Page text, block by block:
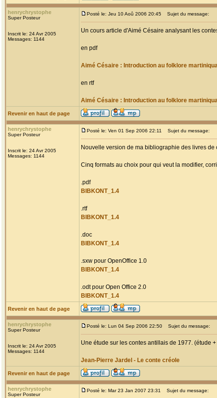
henrychrystophe
Super Posteur
Inscrit le: 24 Avr 2005
Messages: 1144
Posté le: Jeu 10 Aoû 2006 20:45 Sujet du message:
Un cours article d'Aimé Césaire analysant les
en pdf
Aimé Césaire : Introduction au folklore
en rtf
Aimé Césaire : Introduction au folklore
Revenir en haut de page
henrychrystophe
Super Posteur
Inscrit le: 24 Avr 2005
Messages: 1144
Posté le: Ven 01 Sep 2006 22:11 Sujet du message:
Nouvelle version de ma bibliographie des livres
Cinq formats au choix pour qui veut la modifier,
.pdf
BIBKONT_1.4
.rtf
BIBKONT_1.4
.doc
BIBKONT_1.4
.sxw pour OpenOffice 1.0
BIBKONT_1.4
.odt pour Open Office 2.0
BIBKONT_1.4
Revenir en haut de page
henrychrystophe
Super Posteur
Inscrit le: 24 Avr 2005
Messages: 1144
Posté le: Lun 04 Sep 2006 22:50 Sujet du message:
Une étude sur les contes antillais de 1977. (étude
Jean-Pierre Jardel - Le conte créole
Revenir en haut de page
henrychrystophe
Super Posteur
Posté le: Mar 23 Jan 2007 23:31 Sujet du message: